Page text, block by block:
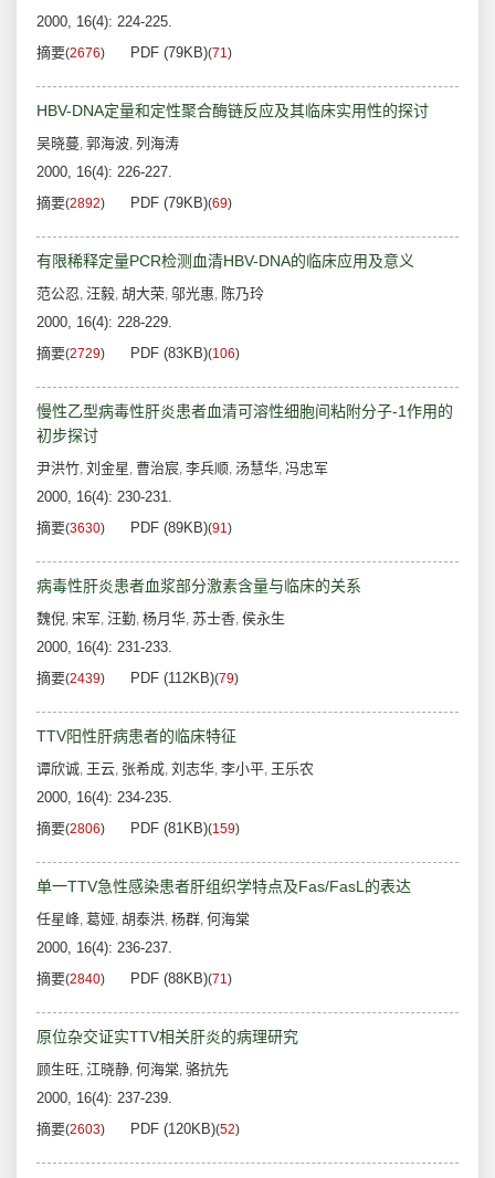
2000, 16(4): 224-225.
摘要(2676) PDF (79KB)(71)
HBV-DNA定量和定性聚合酶链反应及其临床实用性的探讨
吴晓蔓, 郭海波, 列海涛
2000, 16(4): 226-227.
摘要(2892) PDF (79KB)(69)
有限稀释定量PCR检测血清HBV-DNA的临床应用及意义
范公忍, 汪毅, 胡大荣, 邬光惠, 陈乃玲
2000, 16(4): 228-229.
摘要(2729) PDF (83KB)(106)
慢性乙型病毒性肝炎患者血清可溶性细胞间粘附分子-1作用的
初步探讨
尹洪竹, 刘金星, 曹治宸, 李兵顺, 汤慧华, 冯忠军
2000, 16(4): 230-231.
摘要(3630) PDF (89KB)(91)
病毒性肝炎患者血浆部分激素含量与临床的关系
魏倪, 宋军, 汪勤, 杨月华, 苏士香, 侯永生
2000, 16(4): 231-233.
摘要(2439) PDF (112KB)(79)
TTV阳性肝病患者的临床特征
谭欣诚, 王云, 张希成, 刘志华, 李小平, 王乐农
2000, 16(4): 234-235.
摘要(2806) PDF (81KB)(159)
单一TTV急性感染患者肝组织学特点及Fas/FasL的表达
任星峰, 葛娅, 胡泰洪, 杨群, 何海棠
2000, 16(4): 236-237.
摘要(2840) PDF (88KB)(71)
原位杂交证实TTV相关肝炎的病理研究
顾生旺, 江晓静, 何海棠, 骆抗先
2000, 16(4): 237-239.
摘要(2603) PDF (120KB)(52)